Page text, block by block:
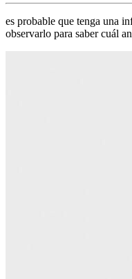
es probable que tenga una
observarlo para saber cuál